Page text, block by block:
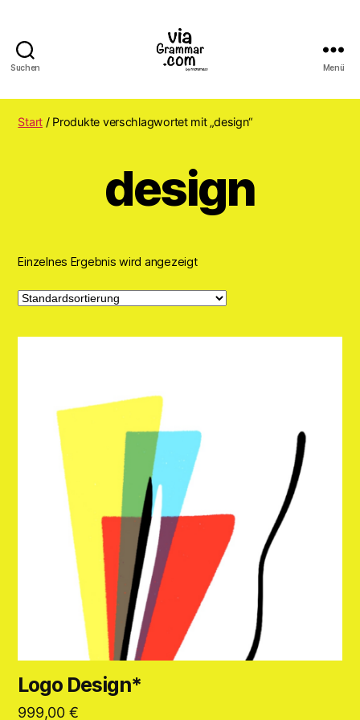
Suchen Menü
Start / Produkte verschlagwortet mit „design“
design
Einzelnes Ergebnis wird angezeigt
Logo Design*
999,00 €